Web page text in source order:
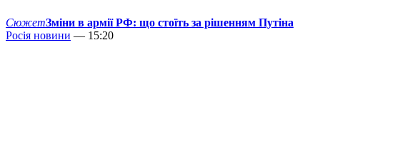
СюжетЗміни в армії РФ: що стоїть за рішенням Путіна
Росія новини — 15:20